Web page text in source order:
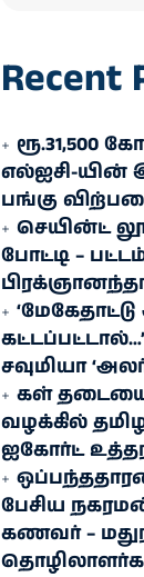
Recent
ரூ.31,500
எல்ஐசி-​யின்
பங்கு
செயின்ட்
போட்டி –
சவுமியா
கள்
வழக்கில்
ஐகோர்ட்
பேசிய
கணவர் –